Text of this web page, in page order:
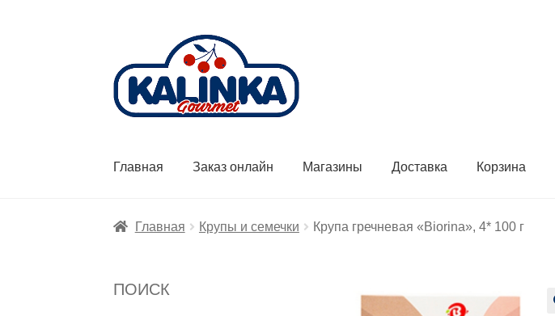
навигации
содержимому
Главная Заказ онлайн Магазины Доставка Корзина
Главная Крупы и семечки Крупа гречневая «Biorina», 4* 100 г
ПОИСК